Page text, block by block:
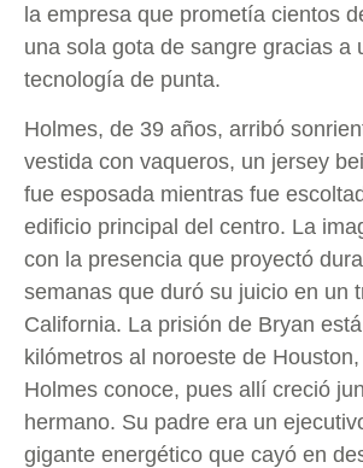
la empresa que prometía cientos
una sola gota de sangre gracias a
tecnología de punta.
Holmes, de 39 años, arribó
vestida con vaqueros, un jersey
fue esposada mientras fue
edificio principal del centro. La
con la presencia que proyectó
semanas que duró su juicio en un
California. La prisión de Bryan
kilómetros al noroeste de
Holmes conoce, pues allí creció
hermano. Su padre era un
gigante energético que cayó en